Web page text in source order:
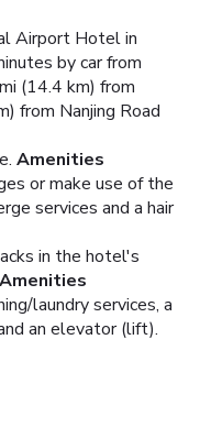
Airport Hotel in
by car from
(14.4 km) from
from Nanjing Road
Amenities
or make use of the
services and a hair
in the hotel's
laundry services, a
an elevator (lift).